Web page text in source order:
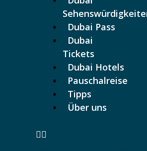
Dubai Pass
Dubai
Tickets
Dubai Hotels
Pauschalreise
Tipps
Über uns
Code "AFFGOALL"